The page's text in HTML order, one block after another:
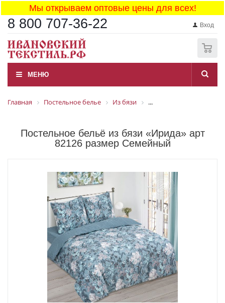
Мы открываем оптовые цены для всех!
8 800 707-36-22 Вход
МЕНЮ
Главная Постельное белье Из бязи ...
Постельное бельё из бязи «Ирида» арт
82126 размер Семейный